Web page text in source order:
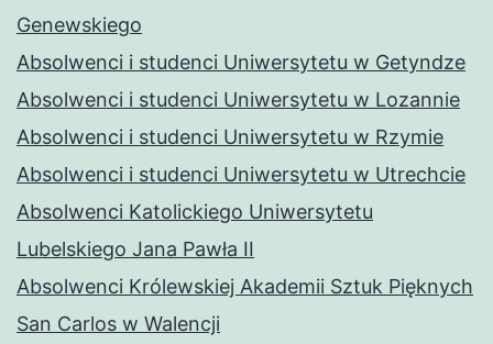
Genewskiego
Absolwenci i studenci Uniwersytetu w Getyndze
Absolwenci i studenci Uniwersytetu w Lozannie
Absolwenci i studenci Uniwersytetu w Rzymie
Absolwenci i studenci Uniwersytetu w Utrechcie
Absolwenci Katolickiego Uniwersytetu
Lubelskiego Jana Pawła II
Absolwenci Królewskiej Akademii Sztuk Pięknych
San Carlos w Walencji